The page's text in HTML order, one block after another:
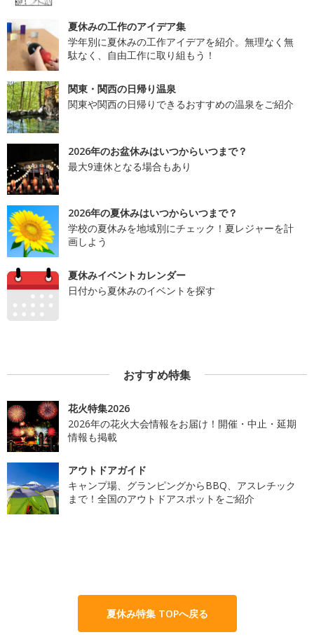
夏休みの工作のアイデア集
学年別に夏休みの工作アイデアを紹介。無理なく無
駄なく、自由工作に取り組もう！
関東・関西の日帰り温泉
関東や関西の日帰りできるおすすめの温泉をご紹介
2026年のお盆休みはいつからいつまで？
最大9連休となる場合もあり
2026年の夏休みはいつからいつまで？
学校の夏休みを地域別にチェック！夏レジャーを計
画しよう
夏休みイベントカレンダー
日付から夏休みのイベントを探す
おすすめ特集
花火特集2026
2026年の花火大会情報をお届け！開催・中止・延期
情報も掲載
アウトドアガイド
キャンプ場、グランピングからBBQ、アスレチック
まで！全国のアウトドアスポットをご紹介
夏休み特集 TOPへ戻る